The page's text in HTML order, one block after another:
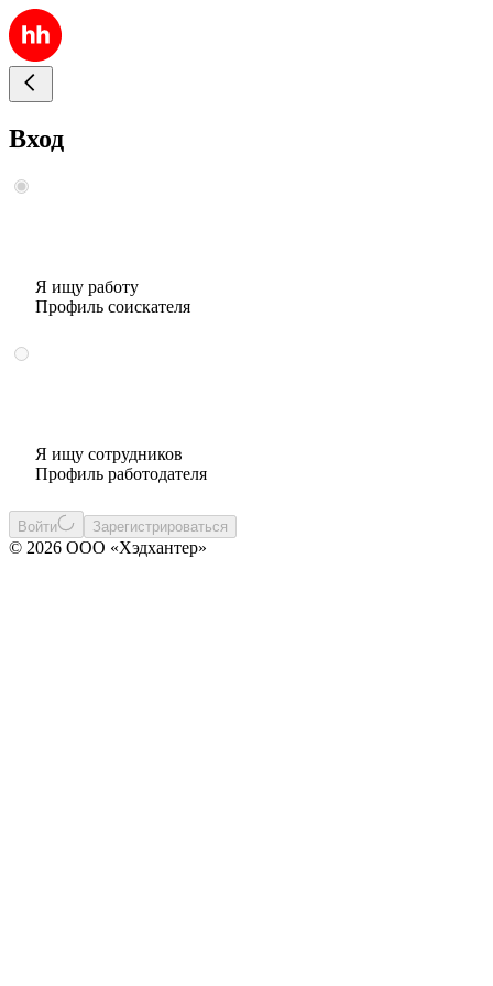
Вход
Я ищу работу
Профиль соискателя
Я ищу сотрудников
Профиль работодателя
Войти Зарегистрироваться
© 2026 ООО «Хэдхантер»